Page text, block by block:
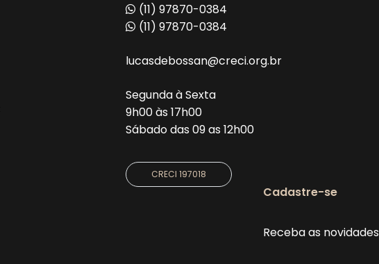
(11) 97870-0384
(11) 97870-0384
lucasdebossan@creci.org.br
Segunda à Sexta
9h00 às 17h00
Sábado das 09 as 12h00
CRECI 197018
Cadastre-se
Receba as novidades